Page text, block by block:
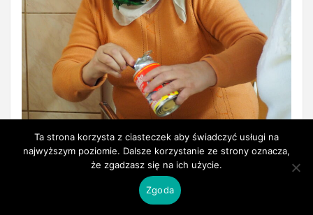
Ta strona korzysta z ciasteczek aby świadczyć usługi na
najwyższym poziomie. Dalsze korzystanie ze strony oznacza,
że zgadzasz się na ich użycie.
Zgoda